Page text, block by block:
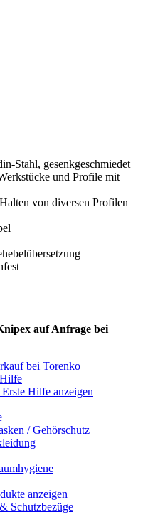
Stahl, gesenkgeschmiedet
und Profile mit
von diversen Profilen
auf Anfrage bei
bei Torenko
Hilfe anzeigen
/ Gehörschutz
anzeigen
Schutzbezüge